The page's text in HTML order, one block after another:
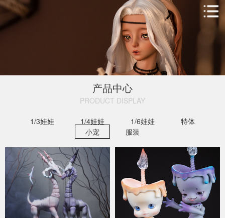
产品中心
PRODUCT DISPLAY​
1/3娃娃 1/4娃娃 1/6娃娃
特体
小宠
服装